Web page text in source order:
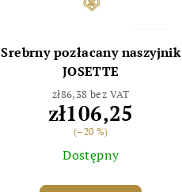
Srebrny pozłacany naszyjnik
JOSETTE
zł86,38 bez VAT
zł106,25
(–20 %)
Dostępny